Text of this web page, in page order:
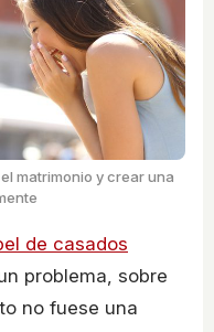
matrimonio y crear una
de casados
problema, sobre
no fuese una